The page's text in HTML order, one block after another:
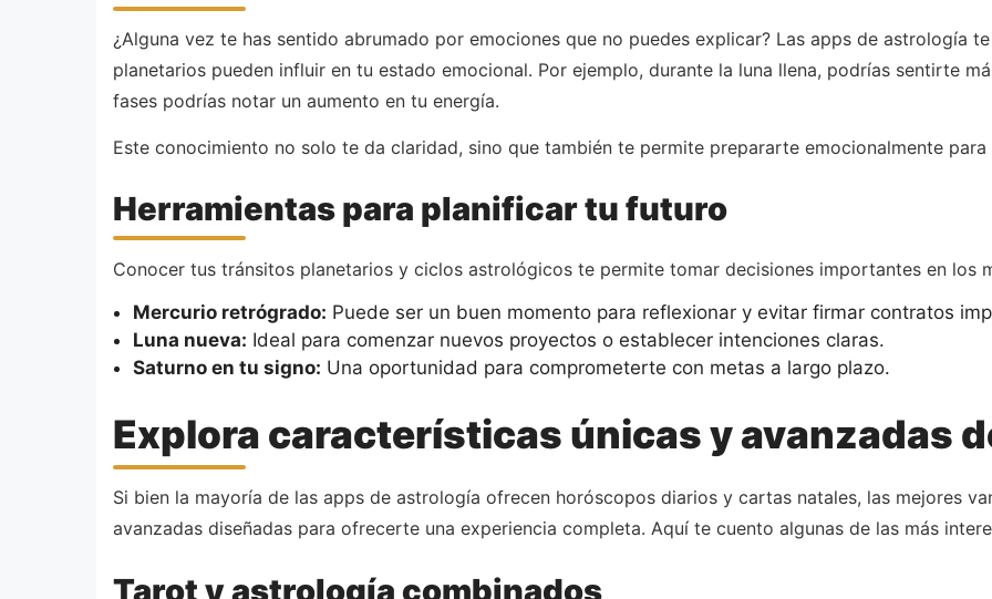
¿Alguna vez te has sentido abrumado por emociones que no puedes explicar? Las apps de astrología
planetarios pueden influir en tu estado emocional. Por ejemplo, durante la luna llena, podrías sentirte
fases podrías notar un aumento en tu energía.
Este conocimiento no solo te da claridad, sino que también te permite prepararte emocionalmente para
Herramientas para planificar tu futuro
Conocer tus tránsitos planetarios y ciclos astrológicos te permite tomar decisiones importantes en los
Mercurio retrógrado: Puede ser un buen momento para reflexionar y evitar firmar contratos
Luna nueva: Ideal para comenzar nuevos proyectos o establecer intenciones claras.
Saturno en tu signo: Una oportunidad para comprometerte con metas a largo plazo.
Explora características únicas y avanzadas
Si bien la mayoría de las apps de astrología ofrecen horóscopos diarios y cartas natales, las mejores
avanzadas diseñadas para ofrecerte una experiencia completa. Aquí te cuento algunas de las más
Tarot y astrología combinados